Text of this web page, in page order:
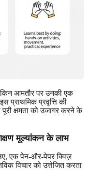
आमतौर पर उनकी एक
प्राथमिक प्रवृत्ति की
क्षमता को उजागर करने के
मूल्यांकन के लाभ
एक पेन-और-पेपर क्विज़
विचार को उत्तेजित करता